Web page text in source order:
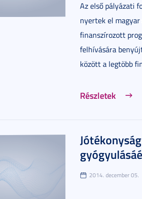
Az első pályázati
nyertek el
finanszírozott
felhívására
között a legtöbb
Részletek
2014. december 05.